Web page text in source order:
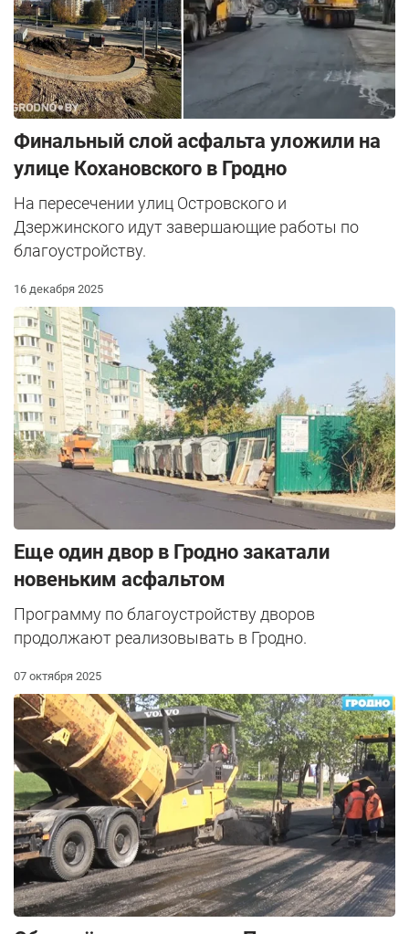
Финальный слой асфальта уложили на
улице Кохановского в Гродно
На пересечении улиц Островского и
Дзержинского идут завершающие работы по
благоустройству.
16 декабря 2025
Еще один двор в Гродно закатали
новеньким асфальтом
Программу по благоустройству дворов
продолжают реализовывать в Гродно.
07 октября 2025